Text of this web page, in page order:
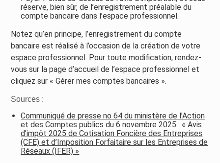
réserve, bien sûr, de l’enregistrement préalable du
compte bancaire dans l’espace professionnel.
Notez qu’en principe, l’enregistrement du compte
bancaire est réalisé à l’occasion de la création de votre
espace professionnel. Pour toute modification, rendez-
vous sur la page d’accueil de l’espace professionnel et
cliquez sur « Gérer mes comptes bancaires ».
Sources :
Communiqué de presse no 64 du ministère de l’Action
et des Comptes publics du 6 novembre 2025 : « Avis
d’impôt 2025 de Cotisation Foncière des Entreprises
(CFE) et d’Imposition Forfaitaire sur les Entreprises de
Réseaux (IFER) »